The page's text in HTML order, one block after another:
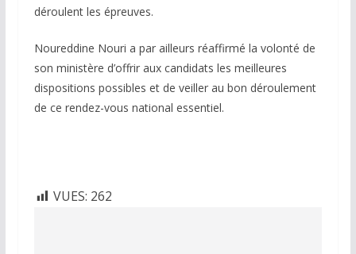
déroulent les épreuves.
Noureddine Nouri a par ailleurs réaffirmé la volonté de
son ministère d’offrir aux candidats les meilleures
dispositions possibles et de veiller au bon déroulement
de ce rendez-vous national essentiel.
VUES: 262